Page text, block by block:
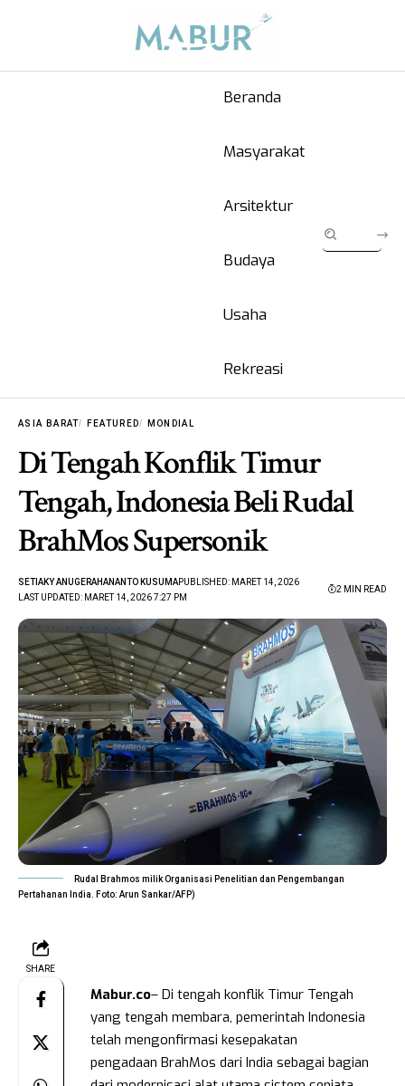
Beranda
Masyarakat
Arsitektur
Budaya
Usaha
Rekreasi
ASIA BARAT FEATURED MONDIAL
Di Tengah Konflik Timur
Tengah, Indonesia Beli Rudal
BrahMos Supersonik
LAST UPDATED: MARET 14, 2026 7:27 PM
SETIAKY ANUGERAHANANTO KUSUMAPUBLISHED: MARET 14, 2026
2 MIN READ
Rudal Brahmos milik Organisasi Penelitian dan Pengembangan
Pertahanan India. Foto: Arun Sankar/AFP)
SHARE
Mabur.co– Di tengah konflik Timur Tengah
yang tengah membara, pemerintah Indonesia
telah mengonfirmasi kesepakatan
pengadaan BrahMos dari India sebagai bagian